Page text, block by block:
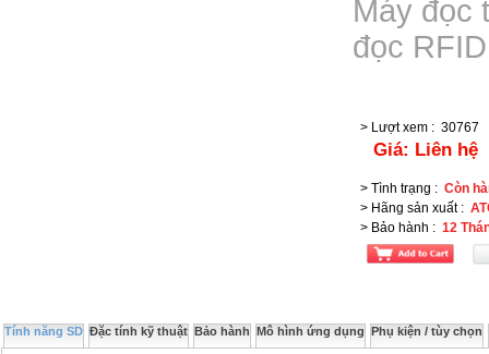
Máy đọc
đọc
> Lượt xem : 30767
Giá: Liên hệ
> Tình trạng : Còn
> Hãng sản xuất:
> Bảo hành : 12
Tính năng SD Đặc tính kỹ thuật Bảo hành Mô hình ứng dụng Phụ kiện / tùy chọn